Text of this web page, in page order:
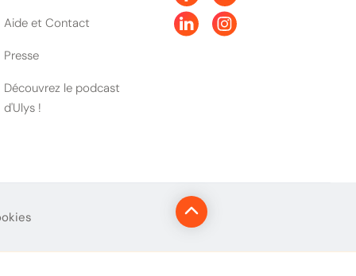
Aide et Contact
Presse
Découvrez le podcast
d'Ulys !